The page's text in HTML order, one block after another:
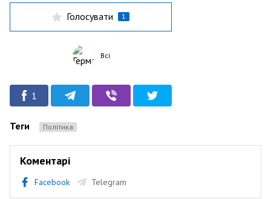
Голосувати 1
Всі
1
Теги Політика
Коментарі
Facebook Telegram